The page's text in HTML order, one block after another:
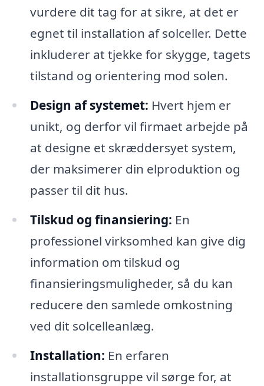
vurdere dit tag for at sikre, at det er
egnet til installation af solceller. Dette
inkluderer at tjekke for skygge, tagets
tilstand og orientering mod solen.
Design af systemet: Hvert hjem er
unikt, og derfor vil firmaet arbejde på
at designe et skræddersyet system,
der maksimerer din elproduktion og
passer til dit hus.
Tilskud og finansiering: En
professionel virksomhed kan give dig
information om tilskud og
finansieringsmuligheder, så du kan
reducere den samlede omkostning
ved dit solcelleanlæg.
Installation: En erfaren
installationsgruppe vil sørge for, at